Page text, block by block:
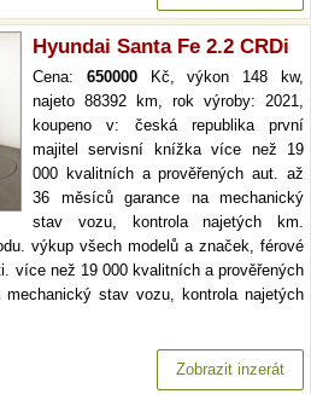
Hyundai Santa Fe 2.2 CRDi
Cena: 650000Kč, výkon 148 kw,
najeto 88392 km, rok výroby: 2021,
koupeno v: česká republika první
majitel servisní knížka více než 19
000 kvalitních a prověřených aut. až
36 měsíců garance na mechanický
stav vozu, kontrola najetých km.
výkup všech modelů a značek, férové
více než 19 000 kvalitních a prověřených
stav vozu, kontrola najetých
Zobrazit inzerát